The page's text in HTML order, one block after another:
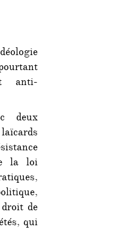
:
toujours
plus
anti-
deux
la loi
de
qui